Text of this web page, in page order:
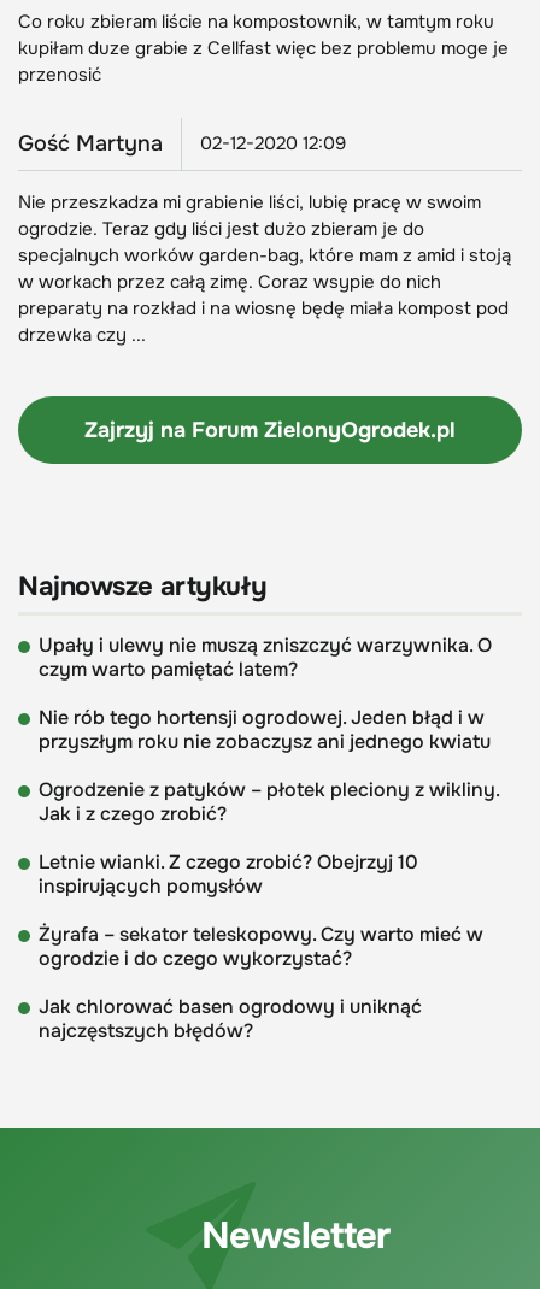
Co roku zbieram liście na kompostownik, w tamtym roku
kupiłam duze grabie z Cellfast więc bez problemu moge je
przenosić
Gość Martyna 02-12-2020 12:09
Nie przeszkadza mi grabienie liści, lubię pracę w swoim
ogrodzie. Teraz gdy liści jest dużo zbieram je do
specjalnych worków garden-bag, które mam z amid i stoją
w workach przez całą zimę. Coraz wsypie do nich
preparaty na rozkład i na wiosnę będę miała kompost pod
drzewka czy ...
Zajrzyj na Forum ZielonyOgrodek.pl
Najnowsze artykuły
Upały i ulewy nie muszą zniszczyć warzywnika. O
czym warto pamiętać latem?
Nie rób tego hortensji ogrodowej. Jeden błąd i w
przyszłym roku nie zobaczysz ani jednego kwiatu
Ogrodzenie z patyków – płotek pleciony z wikliny.
Jak i z czego zrobić?
Letnie wianki. Z czego zrobić? Obejrzyj 10
inspirujących pomysłów
Żyrafa – sekator teleskopowy. Czy warto mieć w
ogrodzie i do czego wykorzystać?
Jak chlorować basen ogrodowy i uniknąć
najczęstszych błędów?
Newsletter